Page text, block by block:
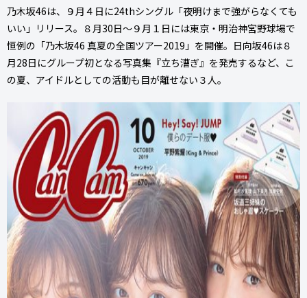
乃木坂46は、９月４日に24thシングル「夜明けまで強がらなくても
いい」リリース。８月30日～９月１日には東京・明治神宮野球場で
恒例の「乃木坂46 真夏の全国ツアー2019」を開催。日向坂46は８
月28日にグループ初となる写真集『立ち漕ぎ』を発売するなど、こ
の夏、アイドルとしての活動も目が離せない３人。